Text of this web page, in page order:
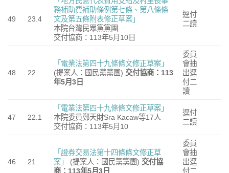
49 23.4
務補助費補助條例第七條、第八條條
文及第五條附表修正草案」
本院台灣民眾黨黨團
交付協商：113年5月10日
逕付
二讀
48 22
「電業法第四十九條條文修正草案」
(提案人：國民黨黨團) 交付協商：113
年5月3日
委員
會抽
出逕
付二
讀
47 22.1
「電業法第四十九條條文修正草案」
本院委員鄭天財Sra Kacaw等17人
交付協商：113年5月10
逕付
二讀
46 21
「證券交易法第十四條條文修正草
案」
(提案人：國民黨黨團) 交付協
商：113年5月3日
委員
會抽
出逕
付二